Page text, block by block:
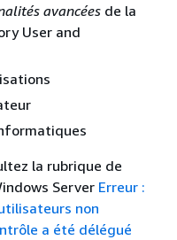
avancées de la
User and
la rubrique de
Server Erreur :
non
a été délégué